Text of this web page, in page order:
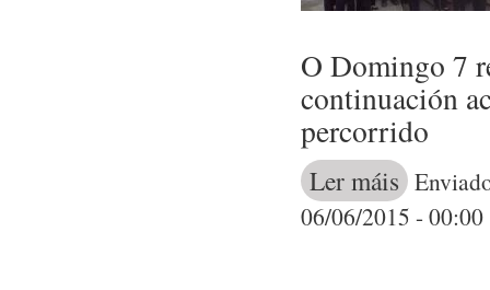
O Domingo 7
continuación
percorrido
Ler máis acerca de A
06/06/2015 - 00:00